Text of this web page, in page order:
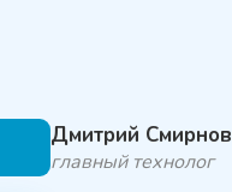
Дмитрий Смирнов
главный технолог